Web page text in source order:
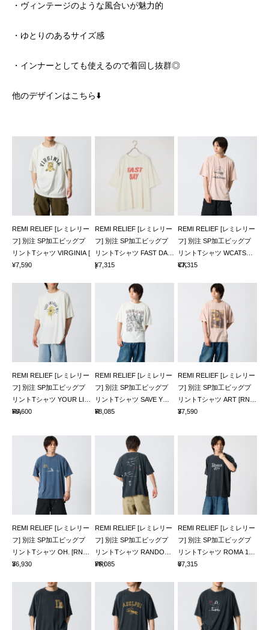
・ヴィンテージのような風合いが魅力的
・ゆとりのあるサイズ感
・インナーとしても使えるので着回し抜群◎
他のデザインはこちら⬇️
REMI RELIEF [レミレリー
フ] 別注 SP加工ビッグプ
リントTシャツ VIRGINIA [
¥7,590
REMI RELIEF [レミレリー
フ] 別注 SP加工ビッグプ
リントTシャツ FAST DAY
[¥7,315
REMI RELIEF [レミレリー
フ] 別注 SP加工ビッグプ
リントTシャツ WCATSTO
CK
¥7,315
REMI RELIEF [レミレリー
フ] 別注 SP加工ビッグプ
リントTシャツ YOUR LIB
RA
¥6,600
REMI RELIEF [レミレリー
フ] 別注 SP加工ビッグプ
リントTシャツ SAVE YOU
R
¥8,085
REMI RELIEF [レミレリー
フ] 別注 SP加工ビッグプ
リントTシャツ ART [RN30
3
¥7,590
REMI RELIEF [レミレリー
フ] 別注 SP加工ビッグプ
リントTシャツ OH. [RN30
3
¥6,930
REMI RELIEF [レミレリー
フ] 別注 SP加工ビッグプ
リントTシャツ RANDOM
PRI
¥8,085
REMI RELIEF [レミレリー
フ] 別注 SP加工ビッグプ
リントTシャツ ROMA 187
0
¥7,315